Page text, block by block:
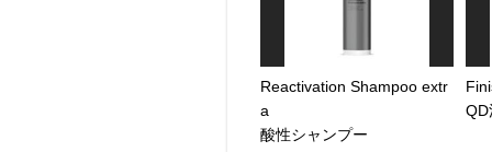
Reactivation Shampoo extr
a
酸性シャンプー
QD